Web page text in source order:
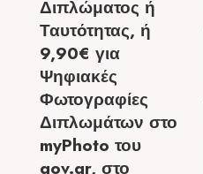
Διπλώματος ή
Ταυτότητας, ή
9,90€ για
Ψηφιακές
Φωτογραφίες
Διπλωμάτων στο
myPhoto του
gov.gr, στο